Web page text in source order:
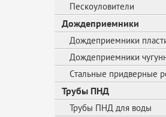
Пескоуловители
Дождеприемники
Дождеприемники
Дождеприемники
Стальные придверные
Трубы ПНД
Трубы ПНД для воды